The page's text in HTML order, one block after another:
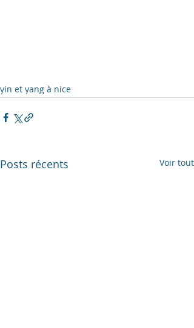
yin et yang à nice
Posts récents Voir tout